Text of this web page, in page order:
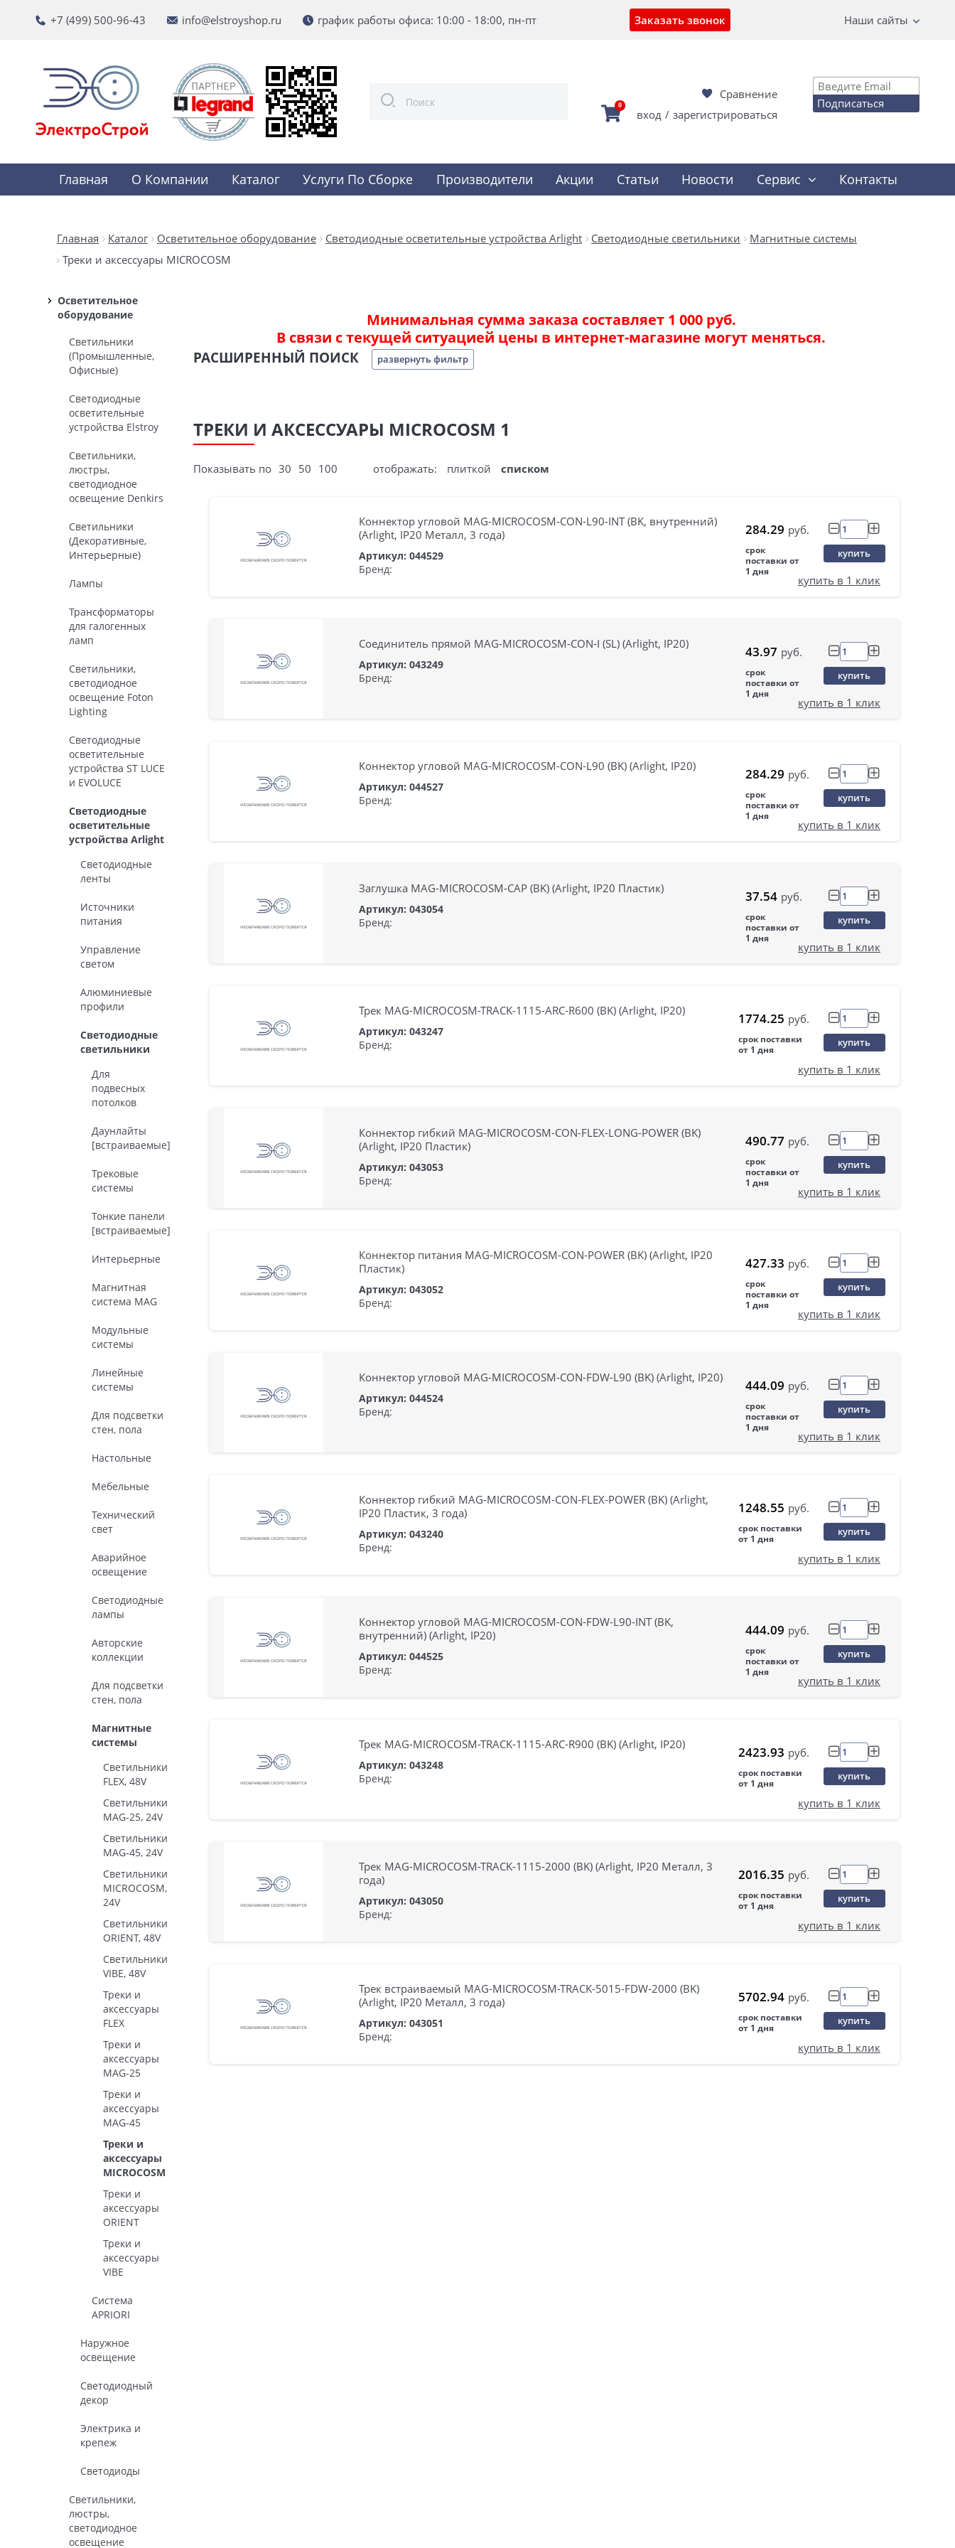
+7 (499) 500-96-43 info@elstroyshop.ru график работы офиса: 10:00 - 18:00, пн-пт Заказать звонок Наши сайты
Сравнение
0
вход / зарегистрироваться
Подписаться
Главная О Компании Каталог Услуги По Сборке Производители Акции Статьи Новости Сервис Контакты
Главная Каталог Осветительное оборудование Светодиодные осветительные устройства Arlight Светодиодные светильники
Магнитные системы
Треки и аксессуары MICROCOSM
Осветительное
оборудование
Светильники
(Промышленные,
Офисные)
Светодиодные
осветительные
устройства Elstroy
Светильники,
люстры,
светодиодное
освещение Denkirs
Светильники
(Декоративные,
Интерьерные)
Лампы
Трансформаторы
для галогенных
ламп
Светильники,
светодиодное
освещение Foton
Lighting
Светодиодные
осветительные
устройства ST LUCE
и EVOLUCE
Светодиодные
осветительные
устройства Arlight
Светодиодные
ленты
Источники
питания
Управление
светом
Алюминиевые
профили
Светодиодные
светильники
Для
подвесных
потолков
Даунлайты
[встраиваемые]
Трековые
системы
Тонкие панели
[встраиваемые]
Интерьерные
Магнитная
система MAG
Модульные
системы
Линейные
системы
Для подсветки
стен, пола
Настольные
Мебельные
Технический
свет
Аварийное
освещение
Светодиодные
лампы
Авторские
коллекции
Для подсветки
стен, пола
Магнитные
системы
Светильники
FLEX, 48V
Светильники
MAG-25, 24V
Светильники
MAG-45, 24V
Светильники
MICROCOSM,
24V
Светильники
ORIENT, 48V
Светильники
VIBE, 48V
Треки и
аксессуары
FLEX
Треки и
аксессуары
MAG-25
Треки и
аксессуары
MAG-45
Треки и
аксессуары
MICROCOSM
Треки и
аксессуары
ORIENT
Треки и
аксессуары
VIBE
Система
APRIORI
Наружное
освещение
Светодиодный
декор
Электрика и
крепеж
Светодиоды
Светильники,
люстры,
светодиодное
освещение
Минимальная сумма заказа составляет 1 000 руб.
В связи с текущей ситуацией цены в интернет-магазине могут меняться.
РАСШИРЕННЫЙ ПОИСК развернуть фильтр
ТРЕКИ И АКСЕССУАРЫ MICROCOSM 1
Показывать по 30 50 100 отображать: плиткой списком
Коннектор угловой MAG-MICROCOSM-CON-L90-INT (BK, внутренний)
(Arlight, IP20 Металл, 3 года)
Артикул: 044529
Бренд:
284.29 руб.
срок
поставки от
1 дня
купить
купить в 1 клик
Соединитель прямой MAG-MICROCOSM-CON-I (SL) (Arlight, IP20)
Артикул: 043249
Бренд:
43.97 руб.
срок
поставки от
1 дня
купить
купить в 1 клик
Коннектор угловой MAG-MICROCOSM-CON-L90 (BK) (Arlight, IP20)
Артикул: 044527
Бренд:
284.29 руб.
срок
поставки от
1 дня
купить
купить в 1 клик
Заглушка MAG-MICROCOSM-CAP (BK) (Arlight, IP20 Пластик)
Артикул: 043054
Бренд:
37.54 руб.
срок
поставки от
1 дня
купить
купить в 1 клик
Трек MAG-MICROCOSM-TRACK-1115-ARC-R600 (BK) (Arlight, IP20)
Артикул: 043247
Бренд:
1774.25 руб.
срок поставки
от 1 дня
купить
купить в 1 клик
Коннектор гибкий MAG-MICROCOSM-CON-FLEX-LONG-POWER (BK)
(Arlight, IP20 Пластик)
Артикул: 043053
Бренд:
490.77 руб.
срок
поставки от
1 дня
купить
купить в 1 клик
Коннектор питания MAG-MICROCOSM-CON-POWER (BK) (Arlight, IP20
Пластик)
Артикул: 043052
Бренд:
427.33 руб.
срок
поставки от
1 дня
купить
купить в 1 клик
Коннектор угловой MAG-MICROCOSM-CON-FDW-L90 (BK) (Arlight, IP20)
Артикул: 044524
Бренд:
444.09 руб.
срок
поставки от
1 дня
купить
купить в 1 клик
Коннектор гибкий MAG-MICROCOSM-CON-FLEX-POWER (BK) (Arlight,
IP20 Пластик, 3 года)
Артикул: 043240
Бренд:
1248.55 руб.
срок поставки
от 1 дня
купить
купить в 1 клик
Коннектор угловой MAG-MICROCOSM-CON-FDW-L90-INT (BK,
внутренний) (Arlight, IP20)
Артикул: 044525
Бренд:
444.09 руб.
срок
поставки от
1 дня
купить
купить в 1 клик
Трек MAG-MICROCOSM-TRACK-1115-ARC-R900 (BK) (Arlight, IP20)
Артикул: 043248
Бренд:
2423.93 руб.
срок поставки
от 1 дня
купить
купить в 1 клик
Трек MAG-MICROCOSM-TRACK-1115-2000 (BK) (Arlight, IP20 Металл, 3
года)
Артикул: 043050
Бренд:
2016.35 руб.
срок поставки
от 1 дня
купить
купить в 1 клик
Трек встраиваемый MAG-MICROCOSM-TRACK-5015-FDW-2000 (BK)
(Arlight, IP20 Металл, 3 года)
Артикул: 043051
Бренд:
5702.94 руб.
срок поставки
от 1 дня
купить
купить в 1 клик